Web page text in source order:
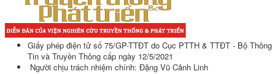
Giấy phép điện tử số 75/GP-TTĐT do Cục PTTH & TTĐT - Bộ Thông
Tin và Truyền Thông cấp ngày 12/5/2021
Người chịu trách nhiệm chính: Đặng Vũ Cảnh Linh